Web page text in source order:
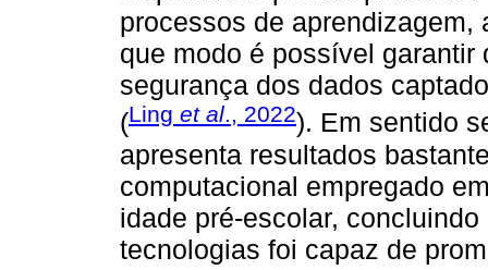
processos de aprendizagem,
que modo é possível
segurança dos dados
(Ling et al., 2022). Em sentido
apresenta resultados
computacional empregado
idade pré-escolar,
tecnologias foi capaz de